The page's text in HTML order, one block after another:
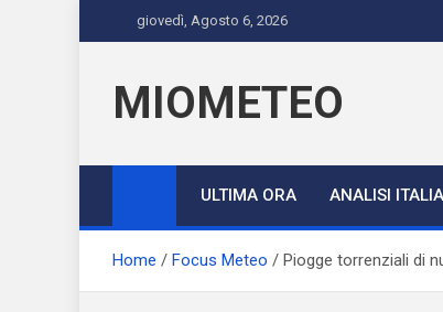
to
giovedì, Agosto 6, 2026
MIOMETEO
ULTIMA ORA ANALISI ITALIA
Home Focus Meteo Piogge torrenziali di